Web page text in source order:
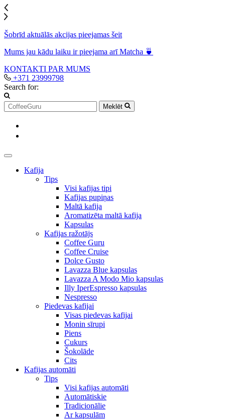
Šobrīd aktuālās akcijas pieejamas šeit
Mums jau kādu laiku ir pieejama arī Matcha 🍵
KONTAKTI PAR MUMS
+371 23999798
Search for:
Meklēt
Kafija
Tips
Visi kafijas tipi
Kafijas pupiņas
Maltā kafija
Aromatizēta maltā kafija
Kapsulas
Kafijas ražotājs
Coffee Guru
Coffee Cruise
Dolce Gusto
Lavazza Blue kapsulas
Lavazza A Modo Mio kapsulas
Illy IperEspresso kapsulas
Nespresso
Piedevas kafijai
Visas piedevas kafijai
Monin sīrupi
Piens
Cukurs
Šokolāde
Cits
Kafijas automāti
Tips
Visi kafijas automāti
Automātiskie
Tradicionālie
Ar kapsulām